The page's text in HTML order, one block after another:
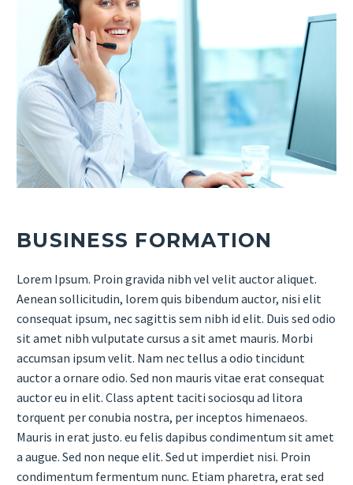
BUSINESS FORMATION
Lorem Ipsum. Proin gravida nibh vel velit auctor aliquet.
Aenean sollicitudin, lorem quis bibendum auctor, nisi elit
consequat ipsum, nec sagittis sem nibh id elit. Duis sed odio
sit amet nibh vulputate cursus a sit amet mauris. Morbi
accumsan ipsum velit. Nam nec tellus a odio tincidunt
auctor a ornare odio. Sed non mauris vitae erat consequat
auctor eu in elit. Class aptent taciti sociosqu ad litora
torquent per conubia nostra, per inceptos himenaeos.
Mauris in erat justo. eu felis dapibus condimentum sit amet
a augue. Sed non neque elit. Sed ut imperdiet nisi. Proin
condimentum fermentum nunc. Etiam pharetra, erat sed